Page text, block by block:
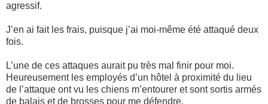
agressif.
J’en ai fait les frais, puisque j’ai moi-même été attaqué deux
fois.
L’une de ces attaques aurait pu très mal finir pour moi.
Heureusement les employés d’un hôtel à proximité du lieu
de l’attaque ont vu les chiens m’entourer et sont sortis armés
de balais et de brosses pour me défendre.